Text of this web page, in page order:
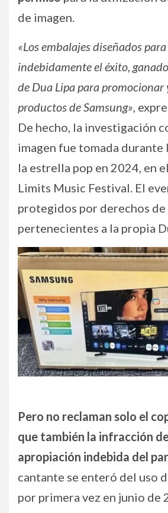
de imagen.
«Los embalajes diseñados
indebidamente el éxito,
de Dua Lipa para promocionar
productos de Samsung»,
De hecho, la investigación
imagen fue tomada durante
la estrella pop en 2024, en
Limits Music Festival. El
protegidos por derechos de
pertenecientes a la propia
Pero no reclaman solo el
que también la infracción
apropiación indebida del
cantante se enteró del uso
por primera vez en junio de